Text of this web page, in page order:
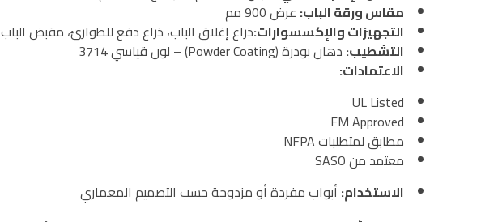
مقاس ورقة الباب: عرض 900 مم
التجهيزات والإكسسوارات:ذراع إغلاق الباب، ذراع دفع للطوارئ، مقبض الباب
التشطيب: دهان بودرة (Powder Coating) – لون قياسي 3714
الاعتمادات:
UL Listed
FM Approved
مطابق لمتطلبات NFPA
معتمد من SASO
الاستخدام: أبواب مفردة أو مزدوجة حسب التصميم المعماري